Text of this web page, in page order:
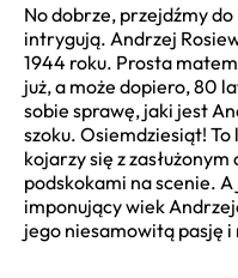
No dobrze, przejdźmy
intrygują. Andrzej
1944 roku. Prosta
już, a może dopiero, 80
sobie sprawę, jaki jest
szoku. Osiemdziesiąt!
kojarzy się z
podskokami na scenie.
imponujący wiek
jego niesamowitą pasję i